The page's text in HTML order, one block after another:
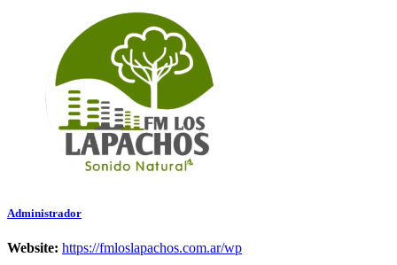
Administrador
Website: https://fmloslapachos.com.ar/wp